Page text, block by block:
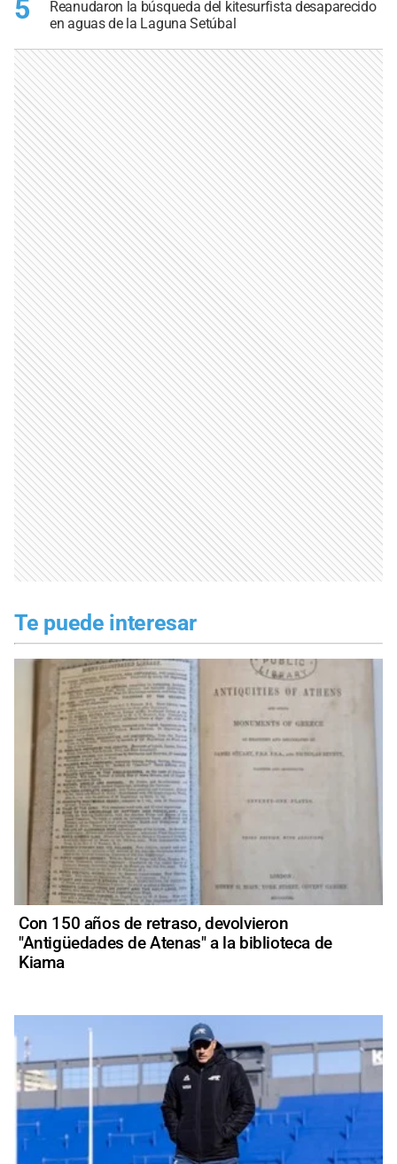
5
Reanudaron la búsqueda del kitesurfista desaparecido
en aguas de la Laguna Setúbal
Te puede interesar
Con 150 años de retraso, devolvieron
"Antigüedades de Atenas" a la biblioteca de
Kiama